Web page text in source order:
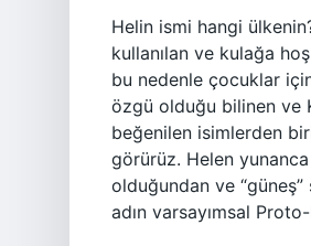
Helin ismi hangi
kullanılan ve kulağa
bu nedenle çocuklar
özgü olduğu bilinen ve
beğenilen isimlerden
görürüz. Helen yunanca
olduğundan ve “güneş”
adın varsayımsal